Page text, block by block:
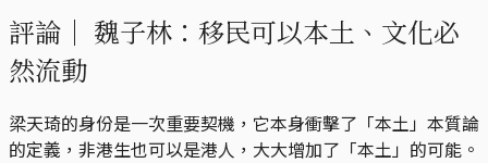
評論｜ 魏子林：移民可以本土、文化必
然流動
梁天琦的身份是一次重要契機，它本身衝擊了「本土」本質論
的定義，非港生也可以是港人，大大增加了「本土」的可能。